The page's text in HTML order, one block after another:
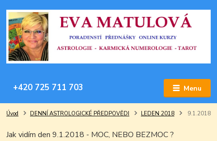
Menu
+420 725 711 703
Úvod DENNÍ ASTROLOGICKÉ PŘEDPOVĚDI LEDEN 2018 9.1.2018
Jak vidím den 9.1.2018 - MOC, NEBO BEZMOC ?